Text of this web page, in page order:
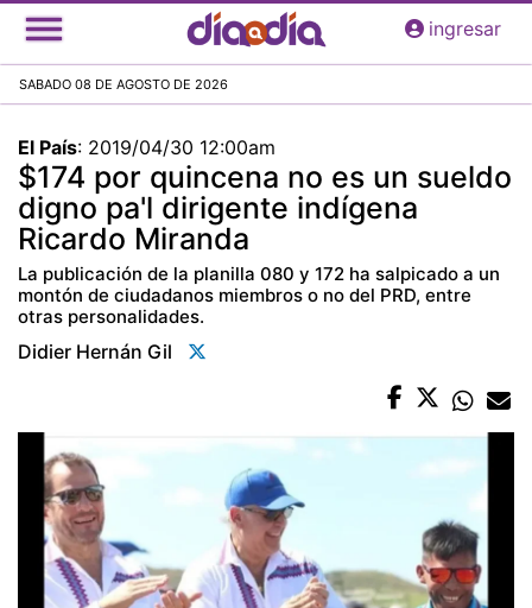
Pasar
al
principal
ingresar
SABADO 08 DE AGOSTO DE 2026
El País: 2019/04/30 12:00am
$174 por quincena no es un sueldo
digno pa'l dirigente indígena
Ricardo Miranda
La publicación de la planilla 080 y 172 ha salpicado a un
montón de ciudadanos miembros o no del PRD, entre
otras personalidades.
Didier Hernán Gil